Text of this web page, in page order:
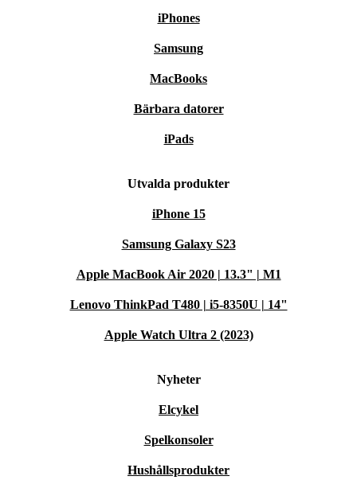
iPhones
Samsung
MacBooks
Bärbara datorer
iPads
Utvalda produkter
iPhone 15
Samsung Galaxy S23
Apple MacBook Air 2020 | 13.3" | M1
Lenovo ThinkPad T480 | i5-8350U | 14"
Apple Watch Ultra 2 (2023)
Nyheter
Elcykel
Spelkonsoler
Hushållsprodukter